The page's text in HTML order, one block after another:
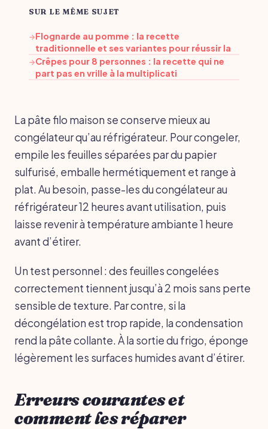
SUR LE MÊME SUJET
→Flognarde au pomme : la recette
traditionnelle et ses variantes pour réussir la
→Crêpes pour 8 personnes : la recette qui ne
part pas en vrille à la multiplicati
La pâte filo maison se conserve mieux au
congélateur qu’au réfrigérateur. Pour congeler,
empile les feuilles séparées par du papier
sulfurisé, emballe hermétiquement et range à
plat. Au besoin, passe-les du congélateur au
réfrigérateur 12 heures avant utilisation, puis
laisse revenir à température ambiante 1 heure
avant d’étirer.
Un test personnel : des feuilles congelées
correctement tiennent jusqu’à 2 mois sans perte
sensible de texture. Par contre, si la
décongélation est trop rapide, la condensation
rend la pâte collante. À la sortie du frigo, éponge
légèrement les surfaces humides avant d’étirer.
Erreurs courantes et
comment les réparer